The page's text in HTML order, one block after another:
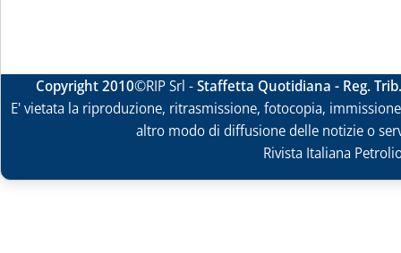
Copyright 2010©RIP Srl -Staffetta Quotidiana - Reg.
E' vietata la riproduzione, ritrasmissione, fotocopia,
altro modo di diffusione delle notizie o
Rivista Italiana